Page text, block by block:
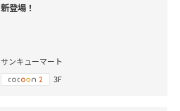
新登場！
サンキューマート
3F